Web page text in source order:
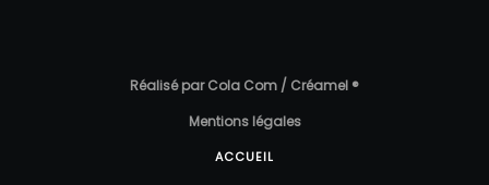
Réalisé par Cola Com / Créamel ®
Mentions légales
ACCUEIL